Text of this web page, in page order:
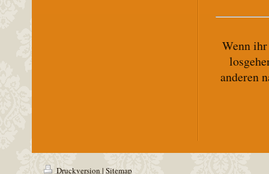
Wenn
anderen
Druckversion | Sitemap